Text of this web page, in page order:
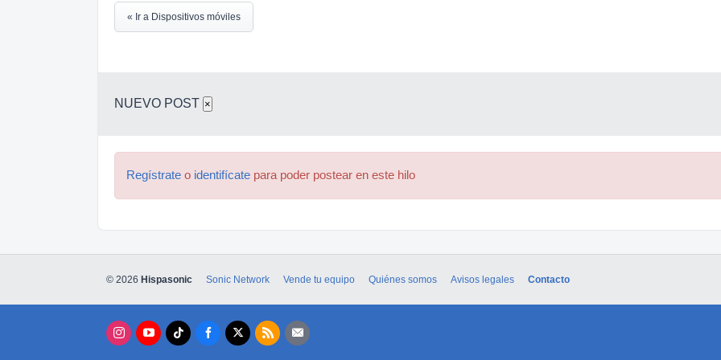
« Ir a Dispositivos móviles
NUEVO POST ×
Regístrate o identifícate para poder postear en este hilo
© 2026 Hispasonic Sonic Network Vende tu equipo Quiénes somos Avisos legales Contacto